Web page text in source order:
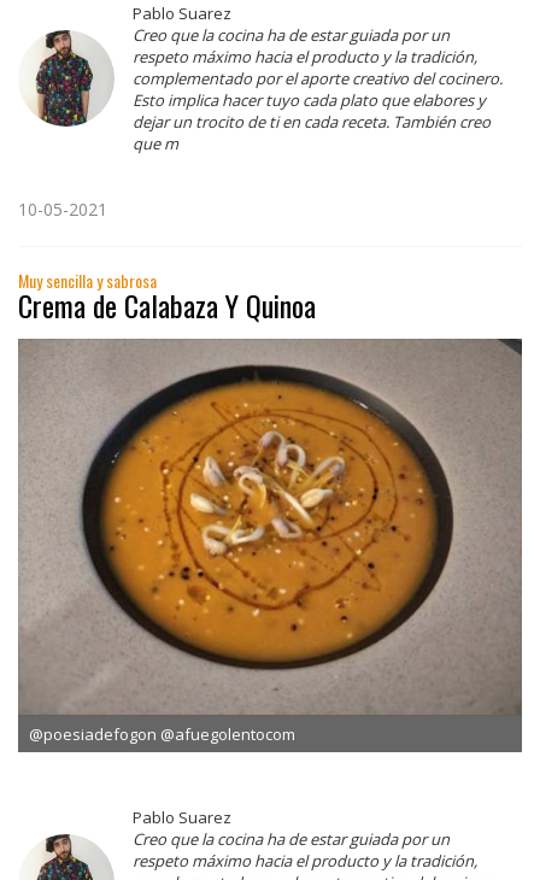
Pablo Suarez
Creo que la cocina ha de estar guiada por un
respeto máximo hacia el producto y la tradición,
complementado por el aporte creativo del cocinero.
Esto implica hacer tuyo cada plato que elabores y
dejar un trocito de ti en cada receta. También creo
que m
10-05-2021
Muy sencilla y sabrosa
Crema de Calabaza Y Quinoa
@poesiadefogon @afuegolentocom
Pablo Suarez
Creo que la cocina ha de estar guiada por un
respeto máximo hacia el producto y la tradición,